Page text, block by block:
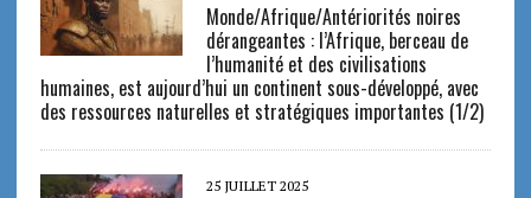
Monde/Afrique/Antériorités noires
dérangeantes : l’Afrique, berceau de
l’humanité et des civilisations
humaines, est aujourd’hui un continent sous-développé, avec
des ressources naturelles et stratégiques importantes (1/2)
25 JUILLET 2025